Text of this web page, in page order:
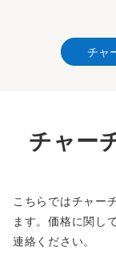
チャ
チャー
こちらではチャー
ます。価格に関し
連絡ください。